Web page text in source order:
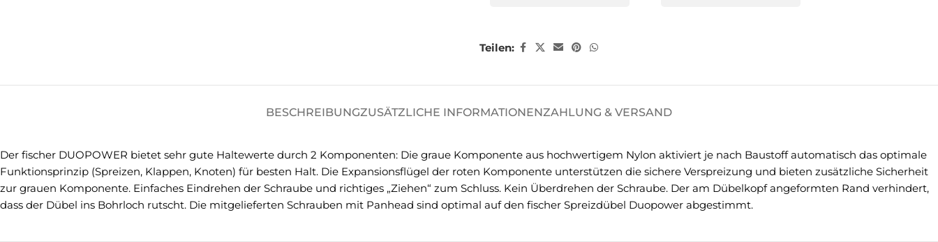
Teilen:
BESCHREIBUNGZUSÄTZLICHE INFORMATIONENZAHLUNG & VERSAND
Der fischer DUOPOWER bietet sehr gute Haltewerte durch 2 Komponenten: Die graue Komponente aus hochwertigem Nylon aktiviert je nach Baustoff automatisch das optimale
Funktionsprinzip (Spreizen, Klappen, Knoten) für besten Halt. Die Expansionsflügel der roten Komponente unterstützen die sichere Verspreizung und bieten zusätzliche Sicherheit
zur grauen Komponente. Einfaches Eindrehen der Schraube und richtiges „Ziehen“ zum Schluss. Kein Überdrehen der Schraube. Der am Dübelkopf angeformten Rand verhindert,
dass der Dübel ins Bohrloch rutscht. Die mitgelieferten Schrauben mit Panhead sind optimal auf den fischer Spreizdübel Duopower abgestimmt.